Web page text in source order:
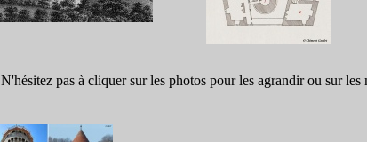
N'hésitez pas à cliquer sur les photos pour les agrandir ou sur